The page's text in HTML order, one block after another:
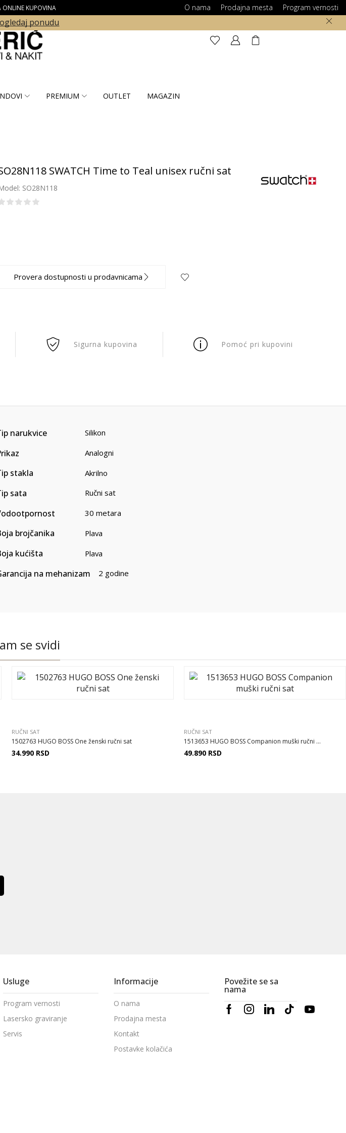
ONLINE KUPOVINA O nama Prodajna mesta Program vernosti
ponudu
PREMIUM OUTLET MAGAZIN
SWATCH Time to Teal unisex ručni sat
SO28N118
Provera dostupnosti u prodavnicama
Sigurna kupovina Pomoć pri kupovini
narukvice Silikon
Analogni
stakla Akrilno
sata Ručni sat
30 metara
brojčanika Plava
kućišta Plava
na mehanizam 2 godine
se svidi
RUČNI SAT
1502763 HUGO BOSS One ženski ručni sat
34.990 RSD
RUČNI SAT
1513653 HUGO BOSS Companion muški ručni ...
49.890 RSD
Usluge
Program vernosti
Lasersko graviranje
Servis
Informacije
O nama
Prodajna mesta
Kontakt
Postavke kolačića
Povežite se sa
nama